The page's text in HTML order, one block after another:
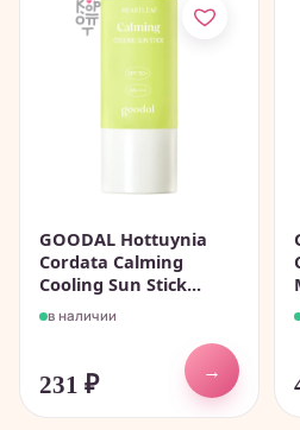
GOODAL Hottuynia
Cordata Calming
Cooling Sun Stick...
в наличии
231 ₽
→